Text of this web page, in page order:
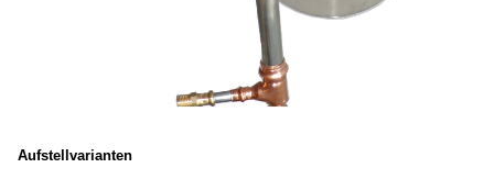
Aufstellvarianten